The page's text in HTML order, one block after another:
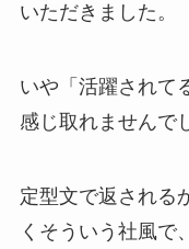
いただきました。
いや「活躍されて
感じ取れませんで
定型文で返される
くそういう社風で